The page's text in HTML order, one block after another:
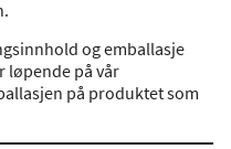
og emballasje
løpende på vår
på produktet som